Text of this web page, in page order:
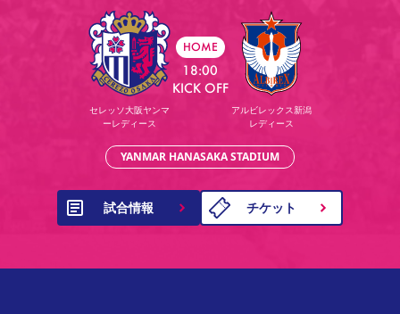
セレッソ大阪ヤンマ
ーレディース
HOME
18:00
KICK OFF
アルビレックス新潟
レディース
YANMAR HANASAKA STADIUM
試合情報 チケット